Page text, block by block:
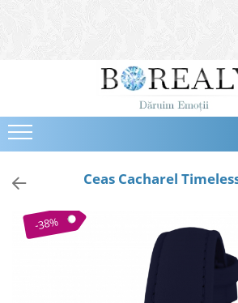
Bijuterii
Cercei
Bratari
Coliere
Brose
Tiare
Ceas Cacharel
-38%